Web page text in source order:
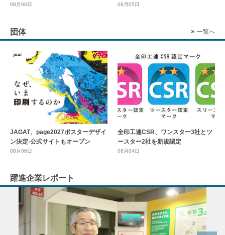
08月06日 08月05日
団体 一覧へ
JAGAT、page2027ポスターデザイ
ン決定-公式サイトもオープン
08月06日
全印工連CSR、ワンスター3社とツ
ースター2社を新規認定
08月04日
躍進企業レポート